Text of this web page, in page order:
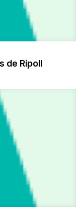
de Ripoll